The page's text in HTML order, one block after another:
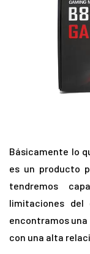
Básicamente lo
es un producto
tendremos
limitaciones
encontramos una
con una alta